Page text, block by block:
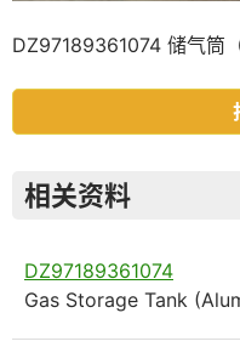
DZ97189361074 储气筒（
相关资料
DZ97189361074
Gas Storage Tank